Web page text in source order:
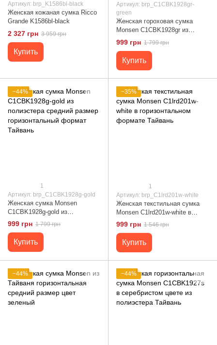
Артикул: brp_K1586bl-black
Женская кожаная сумка Ricco
Grande K1586bl-black
2 327 грн 3 959 грн
Купить
Артикул: brp_C1CBK1928gr-
green
Женская гороховая сумка
Monsen C1CBK1928gr из
полиэстера с вместимостью
A4 Тайвань
999 грн 1 799 грн
Купить
−44%
1
Артикул: brp_C1CBK1928g-gold
Женская сумка Monsen
C1CBK1928g-gold из
полиэстера средний размер
горизонтальный формат
Тайвань
999 грн 1 799 грн
Купить
−35%
1
Артикул: brp_C1lrd201w-white
Женская текстильная сумка
Monsen C1lrd201w-white в
горизонтальном формате
Тайвань
999 грн 1 546 грн
Купить
−44% −44%